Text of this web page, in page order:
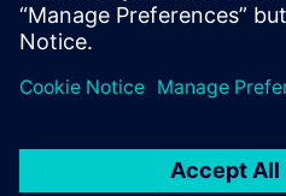
Saiba mais